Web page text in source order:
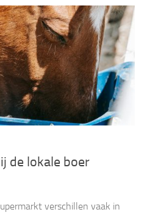
de lokale boer
verschillen vaak in